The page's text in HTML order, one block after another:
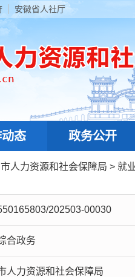
安徽省人社厅
态 政务公开
市人力资源和社会保障局 > 就
202503-00030
合政务
人力资源和社会保障局